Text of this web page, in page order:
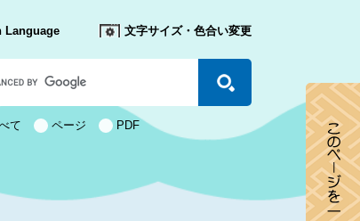
Language 文字サイズ・色合い変更
て ページ PDF